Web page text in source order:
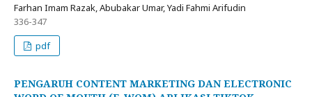
Farhan Imam Razak, Abubakar Umar, Yadi Fahmi Arifudin
336-347
pdf
PENGARUH CONTENT MARKETING DAN ELECTRONIC